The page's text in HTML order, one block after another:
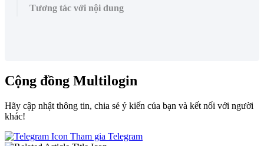
Tương tác với nội dung
Cộng đồng Multilogin
Hãy cập nhật thông tin, chia sẻ ý kiến của bạn và kết nối với người
khác!
Tham gia Telegram